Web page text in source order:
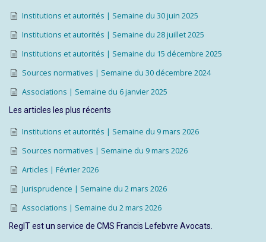
Institutions et autorités | Semaine du 30 juin 2025
Institutions et autorités | Semaine du 28 juillet 2025
Institutions et autorités | Semaine du 15 décembre 2025
Sources normatives | Semaine du 30 décembre 2024
Associations | Semaine du 6 janvier 2025
Les articles les plus récents
Institutions et autorités | Semaine du 9 mars 2026
Sources normatives | Semaine du 9 mars 2026
Articles | Février 2026
Jurisprudence | Semaine du 2 mars 2026
Associations | Semaine du 2 mars 2026
RegIT est un service de CMS Francis Lefebvre Avocats.